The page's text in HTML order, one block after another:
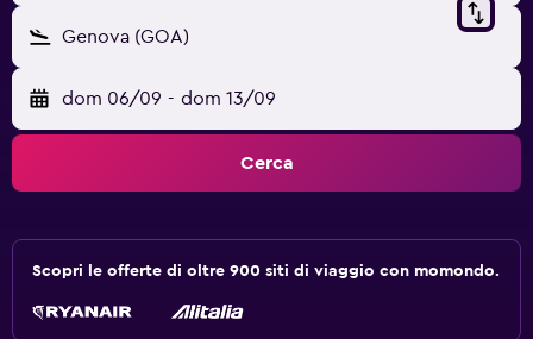
Genova (GOA)
dom 06/09 - dom 13/09
Cerca
Scopri le offerte di oltre 900 siti di viaggio con momondo.